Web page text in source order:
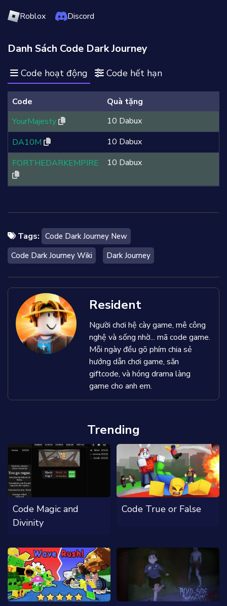
Roblox
Discord
Danh Sách Code Dark Journey
Code hoạt động Code hết hạn
Code
Quà tặng
YourMajesty
10 Dabux
DA10M
10 Dabux
FORTHEDARKEMPIRE
10 Dabux
Tags: Code Dark Journey New
Code Dark Journey Wiki
Dark Journey
Resident
Người chơi hệ cày game, mê công
nghệ và sống nhờ... mã code game.
Mỗi ngày đều gõ phím chia sẻ
hướng dẫn chơi game, săn
giftcode, và hóng drama làng
game cho anh em.
Trending
Code Magic and
Divinity
Code True or False